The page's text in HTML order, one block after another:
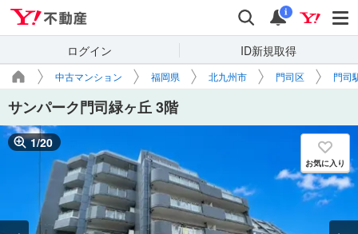
検索 通知
i
ログイン ID新規取得
中古マンション 福岡県 北九州市 門司区 門司
サンパーク門司緑ヶ丘 3階
1/20
お気に入り